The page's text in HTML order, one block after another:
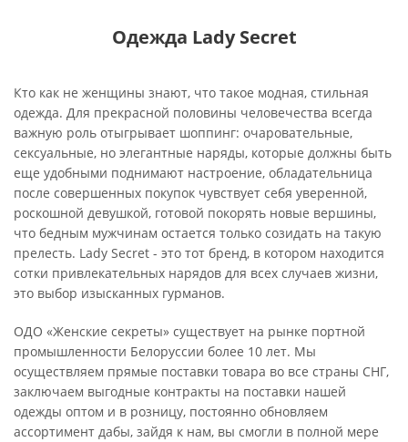
Одежда Lady Secret
Кто как не женщины знают, что такое модная, стильная
одежда. Для прекрасной половины человечества всегда
важную роль отыгрывает шоппинг: очаровательные,
сексуальные, но элегантные наряды, которые должны быть
еще удобными поднимают настроение, обладательница
после совершенных покупок чувствует себя уверенной,
роскошной девушкой, готовой покорять новые вершины,
что бедным мужчинам остается только созидать на такую
прелесть. Lady Secret - это тот бренд, в котором находится
сотки привлекательных нарядов для всех случаев жизни,
это выбор изысканных гурманов.
ОДО «Женские секреты» существует на рынке портной
промышленности Белоруссии более 10 лет. Мы
осуществляем прямые поставки товара во все страны СНГ,
заключаем выгодные контракты на поставки нашей
одежды оптом и в розницу, постоянно обновляем
ассортимент дабы, зайдя к нам, вы смогли в полной мере